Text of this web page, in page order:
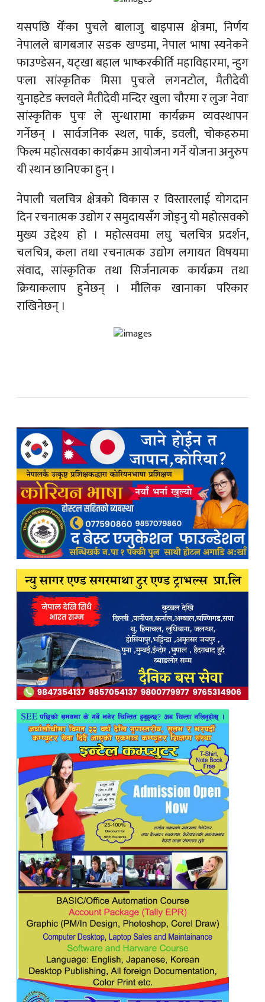
यसपछि येँःका पुचले बालाजु बाइपास क्षेत्रमा, निर्णय
नेपालले बागबजार सडक खण्डमा, नेपाल भाषा स्यनेकने
फाउण्डेसन, यट्खा बहाल भाष्करकीर्ति महाविहारमा, न्हुग
पःला सांस्कृतिक मिसा पुचःले लगनटोल, मैतीदेवी
युनाइटेड क्लवले मैतीदेवी मन्दिर खुला चौरमा र लुजः नेवाः
सांस्कृतिक पुचः ले सुन्धारामा कार्यक्रम व्यवस्थापन
गर्नेछन् । सार्वजनिक स्थल, पार्क, डवली, चोकहरुमा
फिल्म महोत्सवका कार्यक्रम आयोजना गर्ने योजना अनुरुप
यी स्थान छानिएका हुन् ।
नेपाली चलचित्र क्षेत्रको विकास र विस्तारलाई योगदान
दिन रचनात्मक उद्योग र समुदायसँग जोड्नु यो महोत्सवको
मुख्य उद्देश्य हो । महोत्सवमा लघु चलचित्र प्रदर्शन,
चलचित्र, कला तथा रचनात्मक उद्योग लगायत विषयमा
संवाद, सांस्कृतिक तथा सिर्जनात्मक कार्यक्रम तथा
क्रियाकलाप हुनेछन् । मौलिक खानाका परिकार
राखिनेछन् ।